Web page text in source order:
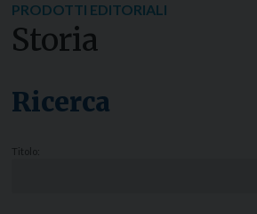
Notizie
PRODOTTI EDITORIALI
Storia
Ricerca
Titolo: